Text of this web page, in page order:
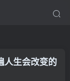
人生会改变的